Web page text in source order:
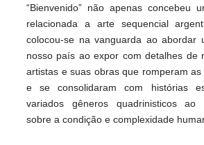
“Bienvenido” não apenas concebeu
relacionada a arte sequencial
colocou-se na vanguarda ao abordar
nosso país ao expor com detalhes de
artistas e suas obras que romperam
e se consolidaram com histórias
variados gêneros quadrinisticos ao
sobre a condição e complexidade